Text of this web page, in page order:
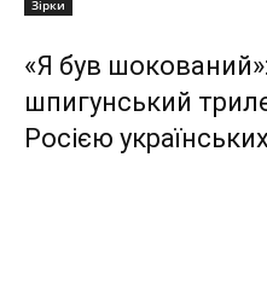
Зірки
«Я був
шпигунський
Росією